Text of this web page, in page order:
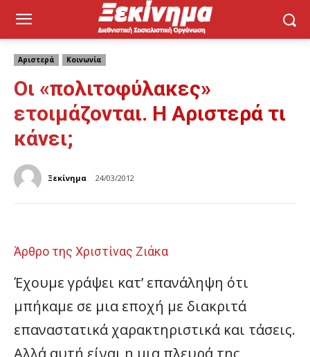
Αριστερά Κοινωνία
Οι «πολιτοφύλακες»
ετοιμάζονται. Η Αριστερά τι
κάνει;
Ξεκίνημα 24/03/2012
Άρθρο της Χριστίνας Ζιάκα
Έχουμε γράψει κατ’ επανάληψη ότι
μπήκαμε σε μια εποχή με διακριτά
επαναστατικά χαρακτηριστικά και τάσεις.
Αλλά αυτή είναι η μια πλευρά της